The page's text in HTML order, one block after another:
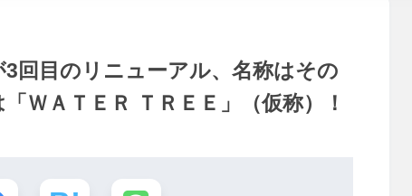
回目のリニューアル、名称はその
ＷＡＴＥＲ ＴＲＥＥ」（仮称）！